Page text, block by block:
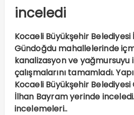
inceledi
Kocaeli Büyükşehir
Gündoğdu mahallelerinde
kanalizasyon ve yağmursuyu
çalışmalarını tamamladı.
Kocaeli Büyükşehir
İlhan Bayram yerinde
incelemeleri..